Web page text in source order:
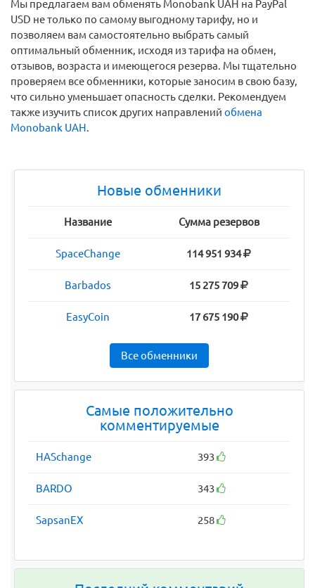
Мы предлагаем вам обменять Monobank UAH на PayPal
USD не только по самому выгодному тарифу, но и
позволяем вам самостоятельно выбрать самый
оптимальный обменник, исходя из тарифа на обмен,
отзывов, возраста и имеющегося резерва. Мы тщательно
проверяем все обменники, которые заносим в свою базу,
что сильно уменьшает опасность сделки. Рекомендуем
также изучить список других направлений обмена
Monobank UAH.
Новые обменники
Название Сумма резервов
SpaceChange 114 951 934
Barbados 15 275 709
EasyCoin 17 675 190
Все обменники
Самые положительно
комментируемые
HASchange 393
BARDO 343
SapsanEX 258